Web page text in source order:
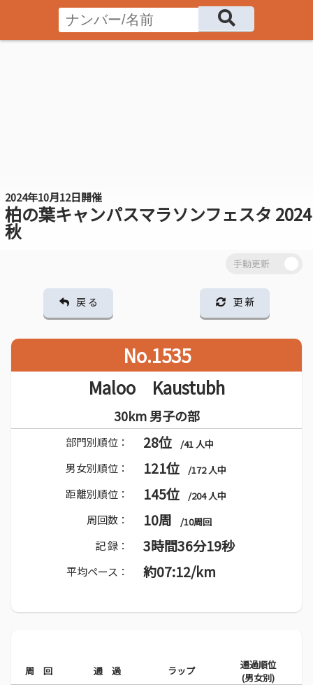
2024年10月12日開催
柏の葉キャンパスマラソンフェスタ 2024
秋
戻 る 更 新
No.1535
Maloo Kaustubh
30km 男子の部
部門別順位： 28位 /41 人中
男女別順位： 121位 /172 人中
距離別順位： 145位 /204 人中
周回数： 10周 /10周回
記 録： 3時間36分19秒
平均ペース： 約07:12/km
周 回 通 過 ラップ
通過順位
(男女別)